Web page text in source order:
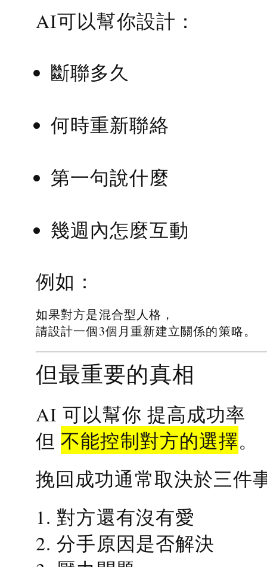
AI可以幫你設計：
斷聯多久
何時重新聯絡
第一句說什麼
幾週內怎麼互動
例如：
如果對方是混合型人格，
請設計一個3個月重新建立關係的策略。
但最重要的真相
AI 可以幫你 提高成功率
但不能控制對方的選擇。
挽回成功通常取決於三件
1. 對方還有沒有愛
2. 分手原因是否解決